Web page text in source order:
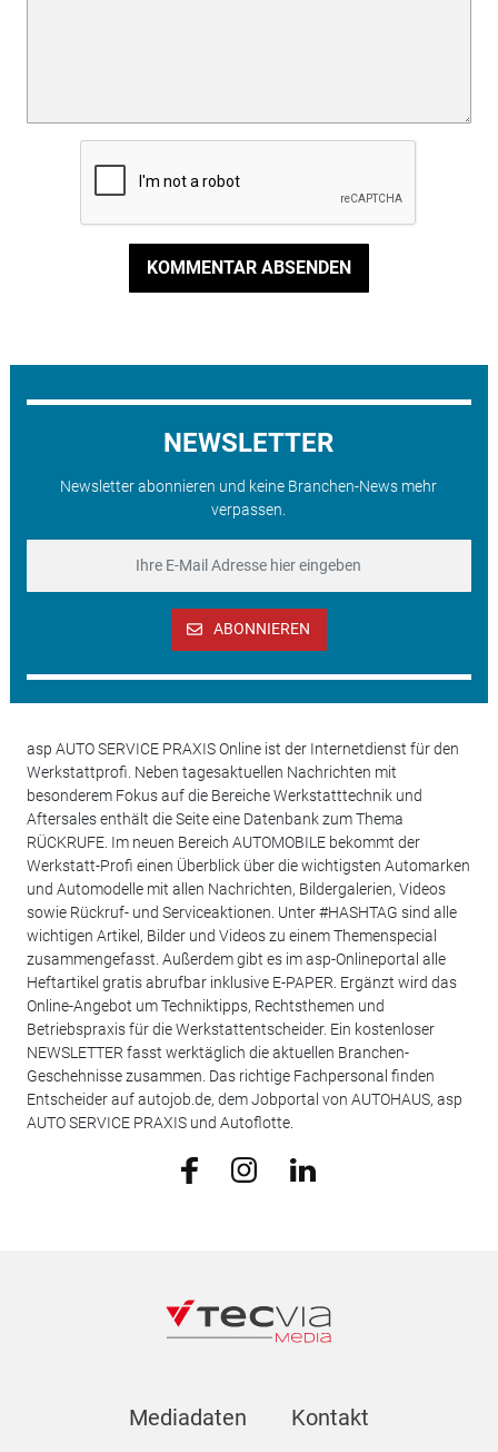
KOMMENTAR ABSENDEN
NEWSLETTER
Newsletter abonnieren und keine Branchen-News mehr
verpassen.
ABONNIEREN
asp AUTO SERVICE PRAXIS Online ist der Internetdienst für den
Werkstattprofi. Neben tagesaktuellen Nachrichten mit
besonderem Fokus auf die Bereiche Werkstatttechnik und
Aftersales enthält die Seite eine Datenbank zum Thema
RÜCKRUFE. Im neuen Bereich AUTOMOBILE bekommt der
Werkstatt-Profi einen Überblick über die wichtigsten Automarken
und Automodelle mit allen Nachrichten, Bildergalerien, Videos
sowie Rückruf- und Serviceaktionen. Unter #HASHTAG sind alle
wichtigen Artikel, Bilder und Videos zu einem Themenspecial
zusammengefasst. Außerdem gibt es im asp-Onlineportal alle
Heftartikel gratis abrufbar inklusive E-PAPER. Ergänzt wird das
Online-Angebot um Techniktipps, Rechtsthemen und
Betriebspraxis für die Werkstattentscheider. Ein kostenloser
NEWSLETTER fasst werktäglich die aktuellen Branchen-
Geschehnisse zusammen. Das richtige Fachpersonal finden
Entscheider auf autojob.de, dem Jobportal von AUTOHAUS, asp
AUTO SERVICE PRAXIS und Autoflotte.
Mediadaten Kontakt